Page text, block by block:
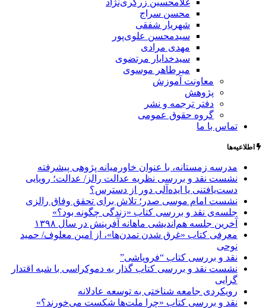
محسن سراج
شهریار شفقی
سیدمحسن علوی‌پور
مهدی مرادی
سیدخدایار مرتضوی
میرطاهر موسوی
معاونت آموزش
پژوهش
دفتر ترجمه و نشر
گروه حقوق عمومی
تماس با ما
اطلاعیه‌ها
مدرسه زمستانه، با عنوان خاورمیانه پژوهی پیشرفته
نشست نقد و بررسی نظریه عدالت رالز/ عدالت؛ رویایی
دست‌یافتنی یا ایده‌آلی دور از دسترس؟
نشست امام موسی صدر؛ تلاش برای تحقق وفاق رالزی
جلسه‌ی نقد و بررسی کتاب «زندگی چگونه بود؟»
آخرین جلسه هم‌اندیشی ماهانه آفرینش در سال ۱۳۹۸
معرفی کتاب «غرق شدن تمدن‌ها»، از امین معلوف/ حمید
نوحی
نقد و بررسی کتاب “فروپاشی”
نشست نقد و بررسی کتاب گذار به دموکراسی با شبه اقتدار
گرایی
رویکردی جامعه شناختی به توسعه عادلانه
نقد و بررسی کتاب «چرا ملت‌ها شکست می‌خورند؟»